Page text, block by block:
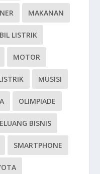
MAKANAN
LISTRIK
MOTOR
MUSISI
OLIMPIADE
BISNIS
SMARTPHONE